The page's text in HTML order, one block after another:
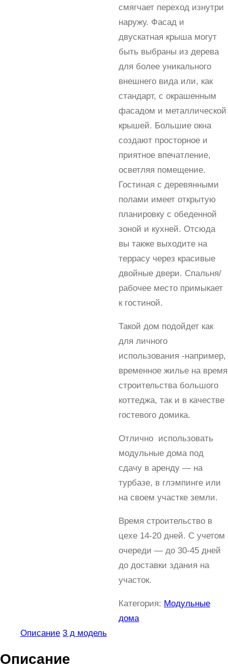
смягчает переход изнутри
наружу. Фасад и
двускатная крыша могут
быть выбраны из дерева
для более уникального
внешнего вида или, как
стандарт, с окрашенным
фасадом и металлической
крышей. Большие окна
создают просторное и
приятное впечатление,
осветляя помещение.
Гостиная с деревянными
полами имеет открытую
планировку с обеденной
зоной и кухней. Отсюда
вы также выходите на
террасу через красивые
двойные двери. Спальня/
рабочее место примыкает
к гостиной.
Такой дом подойдет как
для личного
использования -например,
временное жилье на время
строительства большого
коттеджа, так и в качестве
гостевого домика.
Отлично использовать
модульные дома под
сдачу в аренду — на
турбазе, в глэмпинге или
на своем участке земли.
Время строительство в
цехе 14-20 дней. С учетом
очереди — до 30-45 дней
до доставки здания на
участок.
Категория: Модульные
дома
Описание 3 д модель
Описание